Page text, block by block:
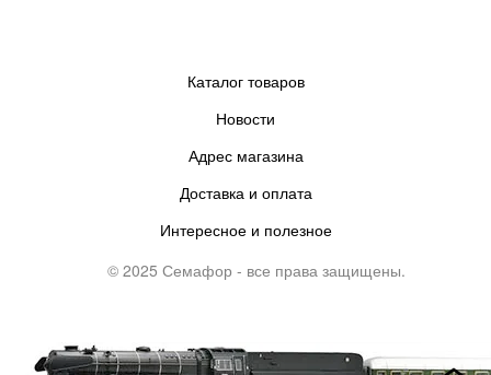
Каталог товаров
Новости
Адрес магазина
Доставка и оплата
Интересное и полезное
© 2025 Семафор - все права защищены.